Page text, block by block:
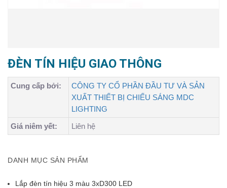
ĐÈN TÍN HIỆU GIAO THÔNG
Cung cấp bởi:
CÔNG TY CỔ PHẦN ĐẦU TƯ VÀ SẢN
XUẤT THIẾT BỊ CHIẾU SÁNG MDC
LIGHTING
Giá niêm yết:
Liên hệ
DANH MỤC SẢN PHẨM
Lắp đèn tín hiệu 3 màu 3xD300 LED